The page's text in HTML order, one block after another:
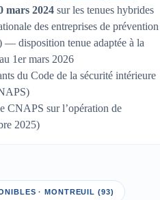
mars 2024 sur les tenues hybrides
des entreprises de
— disposition tenue adaptée à la
1er mars 2026
du Code de la sécurité intérieure
CNAPS sur l’opération de
2025)
· MONTREUIL (93)